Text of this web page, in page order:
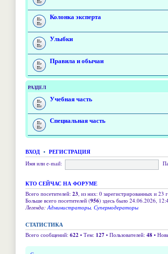
Колонка эксперта
Улыбки
Правила и обычаи
РАЗДЕЛ
Учебная часть
Специальная часть
ВХОД • РЕГИСТРАЦИЯ
Имя или e-mail:
КТО СЕЙЧАС НА ФОРУМЕ
Всего посетителей: 23 , из них: 0 зарегистрированных и 23
Больше всего посетителей (956) здесь было 24.06.2026,
Легенда: Администраторы Супермодераторы
СТАТИСТИКА
Всего сообщений: 622 • Тем: 127 • Пользователей: 48 •